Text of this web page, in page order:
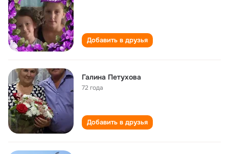
Добавить в друзья
Галина Петухова
72 года
Добавить в друзья